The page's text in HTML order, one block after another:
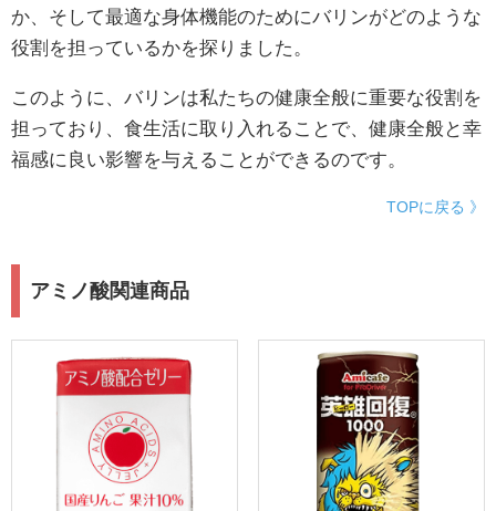
か、そして最適な身体機能のためにバリンがどのような
役割を担っているかを探りました。
このように、バリンは私たちの健康全般に重要な役割を
担っており、食生活に取り入れることで、健康全般と幸
福感に良い影響を与えることができるのです。
TOPに戻る 》
アミノ酸関連商品